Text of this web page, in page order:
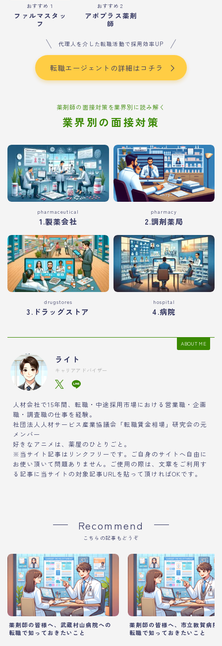
おすすめ１
ファルマスタッ
フ
おすすめ２
アポプラス薬剤
師
代理人を介した転職活動で採用効率UP
転職エージェントの詳細はコチラ
薬剤師の面接対策を業界別に読み解く
業界別の面接対策
pharmaceutical
1.製薬会社
pharmacy
2.調剤薬局
drugstores
3.ドラッグストア
hospital
4.病院
ABOUT ME
ライト
キャリアアドバイザー
人材会社で15年間、転職・中途採用市場における営業職・企画
職・調査職の仕事を経験。
社団法人人材サービス産業協議会「転職賃金相場」研究会の元
メンバー
好きなアニメは、薬屋のひとりごと。
※当サイト記事はリンクフリーです。ご自身のサイトへ自由に
お使い頂いて問題ありません。ご使用の際は、文章をご利用す
る記事に当サイトの対象記事URLを貼って頂ければOKです。
Recommend
こちらの記事もどうぞ
薬剤師の皆様へ、武蔵村山病院への
転職で知っておきたいこと
薬剤師の皆様へ、市立敦賀病院
転職で知っておきたいこと